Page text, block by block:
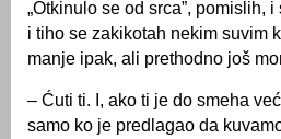
„Otkinulo se od srca”,
i tiho se zakikotah nekim suvim
manje ipak, ali prethodno još
– Ćuti ti. I, ako ti je do smeha
samo ko je predlagao da